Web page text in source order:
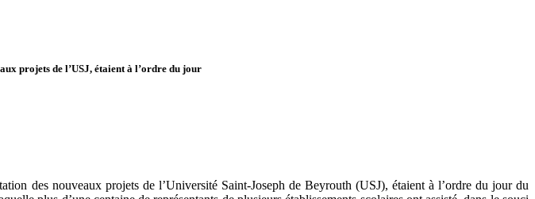
projets de l’USJ, étaient à l’ordre du jour
des nouveaux projets de l’Université Saint-Joseph de Beyrouth (USJ), étaient à l’ordre du jour du